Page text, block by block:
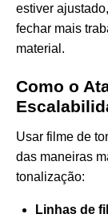
estiver
fechar mais
material.
Como o
Usar filme de
das maneiras
tonalização:
Linhas de